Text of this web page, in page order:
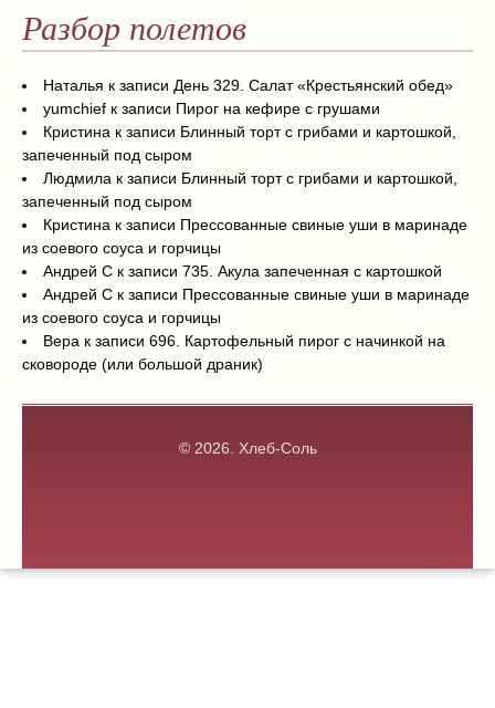
Разбор полетов
Наталья к записи День 329. Салат «Крестьянский обед»
yumchief к записи Пирог на кефире с грушами
Кристина к записи Блинный торт с грибами и картошкой,
запеченный под сыром
Людмила к записи Блинный торт с грибами и картошкой,
запеченный под сыром
Кристина к записи Прессованные свиные уши в маринаде
из соевого соуса и горчицы
Андрей С к записи 735. Акула запеченная с картошкой
Андрей С к записи Прессованные свиные уши в маринаде
из соевого соуса и горчицы
Вера к записи 696. Картофельный пирог с начинкой на
сковороде (или большой драник)
© 2026. Хлеб-Соль